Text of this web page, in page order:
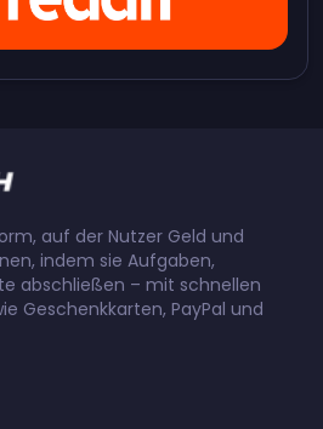
auf der Nutzer Geld und
indem sie Aufgaben,
abschließen – mit schnellen
Geschenkkarten, PayPal und